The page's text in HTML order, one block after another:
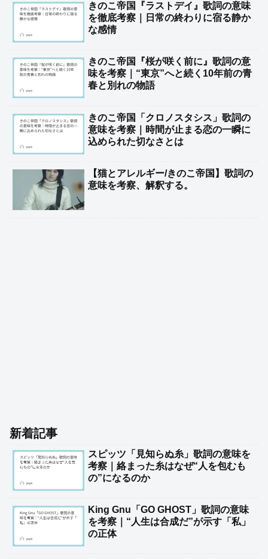
きのこ帝国『ラストデイ』歌詞の意味
を徹底考察｜日常の終わりに宿る静か
な感情
きのこ帝国『桜が咲く前に』歌詞の意
味を考察｜“東京”へと続く10年前の青
春と別れの物語
きのこ帝国「クロノスタシス」歌詞の
意味を考察｜時間が止まる恋の一瞬に
込められた切なさとは
【猫とアレルギー/きのこ帝国】歌詞の
意味を考察、解釈する。
新着記事
スピッツ「見知らぬ糸」歌詞の意味を
考察｜絡まった糸はなぜ“人を包むも
の”になるのか
King Gnu「GO GHOST」歌詞の意味
を考察｜“人生は合成だ”が示す「私」
の正体